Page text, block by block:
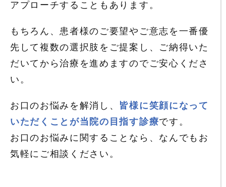
アプローチすることもあります。
もちろん、患者様のご要望やご意志を一番優
先して複数の選択肢をご提案し、 ご納得いた
だいてから治療を進めますのでご安心くださ
い。
お口のお悩みを解消し、 皆様に笑顔になって
いただくことが当院の目指す診療です。
お口のお悩みに関することなら、なんでもお
気軽にご相談ください。